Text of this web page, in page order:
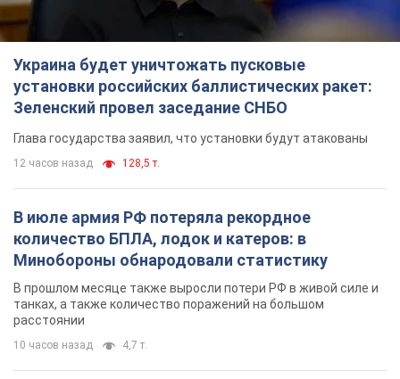
Украина будет уничтожать пусковые
установки российских баллистических ракет:
Зеленский провел заседание СНБО
Глава государства заявил, что установки будут атакованы
12 часов назад 128,5 т.
В июле армия РФ потеряла рекордное
количество БПЛА, лодок и катеров: в
Минобороны обнародовали статистику
В прошлом месяце также выросли потери РФ в живой силе и
танках, а также количество поражений на большом
расстоянии
10 часов назад 4,7 т.